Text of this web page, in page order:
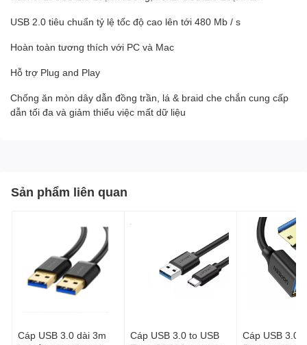
USB 2.0 tiêu chuẩn tỷ lệ tốc độ cao lên tới 480 Mb / s
Hoàn toàn tương thích với PC và Mac
Hỗ trợ Plug and Play
Chống ăn mòn dây dẫn đồng trần, lá & braid che chắn cung cấp
dẫn tối đa và giảm thiểu việc mất dữ liệu
Sản phẩm liên quan
Cáp USB 3.0 dài 3m
Cáp USB 3.0 to USB
Cáp USB 3.0